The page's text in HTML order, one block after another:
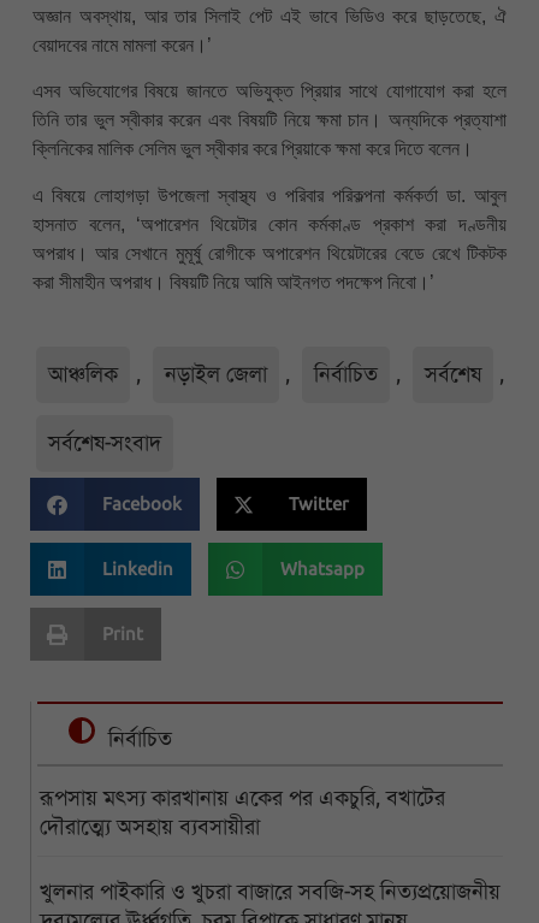
অজ্ঞান অবস্থায়, আর তার সিলাই পেট এই ভাবে ভিডিও করে ছাড়তেছে, ঐ
বেয়াদবের নামে মামলা করেন।’
এসব অভিযোগের বিষয়ে জানতে অভিযুক্ত প্রিয়ার সাথে যোগাযোগ করা হলে
তিনি তার ভুল স্বীকার করেন এবং বিষয়টি নিয়ে ক্ষমা চান। অন্যদিকে প্রত্যাশা
ক্লিনিকের মালিক সেলিম ভুল স্বীকার করে প্রিয়াকে ক্ষমা করে দিতে বলেন।
এ বিষয়ে লোহাগড়া উপজেলা স্বাস্থ্য ও পরিবার পরিকল্পনা কর্মকর্তা ডা. আবুল
হাসনাত বলেন, ‘অপারেশন থিয়েটার কোন কর্মকাণ্ড প্রকাশ করা দণ্ডনীয়
অপরাধ। আর সেখানে মুমূর্ষু রোগীকে অপারেশন থিয়েটারের বেডে রেখে টিকটক
করা সীমাহীন অপরাধ। বিষয়টি নিয়ে আমি আইনগত পদক্ষেপ নিবো।’
আঞ্চলিক , নড়াইল জেলা , নির্বাচিত , সর্বশেষ ,
সর্বশেষ-সংবাদ
Facebook Twitter
Linkedin Whatsapp
Print
নির্বাচিত
রূপসায় মৎস্য কারখানায় একের পর একচুরি, বখাটের
দৌরাত্ম্যে অসহায় ব্যবসায়ীরা
খুলনার পাইকারি ও খুচরা বাজারে সবজি-সহ নিত্যপ্রয়োজনীয়